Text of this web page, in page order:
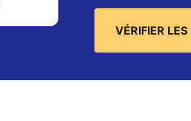
VÉRIFIER LES